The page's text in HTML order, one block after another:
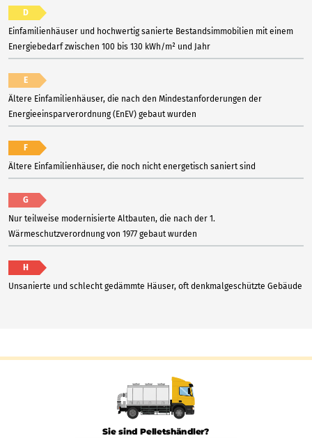
D
Einfamilienhäuser und hochwertig sanierte Bestandsimmobilien mit einem
Energiebedarf zwischen 100 bis 130 kWh/m² und Jahr
E
Ältere Einfamilienhäuser, die nach den Mindestanforderungen der
Energieeinsparverordnung (EnEV) gebaut wurden
F
Ältere Einfamilienhäuser, die noch nicht energetisch saniert sind
G
Nur teilweise modernisierte Altbauten, die nach der 1.
Wärmeschutzverordnung von 1977 gebaut wurden
H
Unsanierte und schlecht gedämmte Häuser, oft denkmalgeschützte Gebäude
Sie sind Pelletshändler?